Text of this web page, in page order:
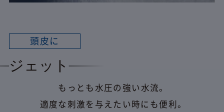
頭皮に
ジェット
もっとも水圧の強い水流。
適度な刺激を与えたい時にも便利。